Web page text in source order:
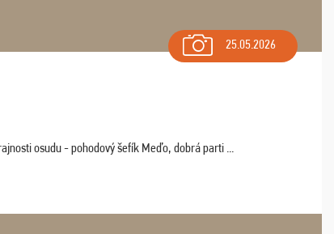
25.05.2026
osudu - pohodový šefík Meďo, dobrá parti ...